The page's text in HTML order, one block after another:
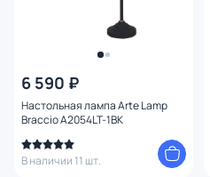
6 590 ₽
Настольная лампа Arte Lamp
Braccio A2054LT-1BK
В наличии 11 шт.